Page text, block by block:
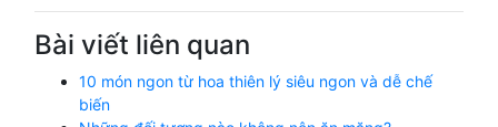
Bài viết liên quan
10 món ngon từ hoa thiên lý siêu ngon và dễ chế
biến